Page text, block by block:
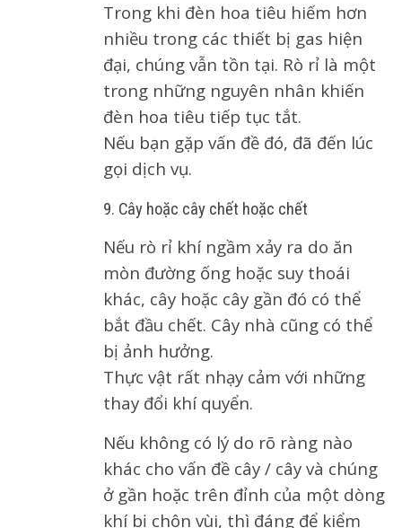
Trong khi đèn hoa tiêu hiếm hơn
nhiều trong các thiết bị gas hiện
đại, chúng vẫn tồn tại. Rò rỉ là một
trong những nguyên nhân khiến
đèn hoa tiêu tiếp tục tắt.
Nếu bạn gặp vấn đề đó, đã đến lúc
gọi dịch vụ.
9. Cây hoặc cây chết hoặc chết
Nếu rò rỉ khí ngầm xảy ra do ăn
mòn đường ống hoặc suy thoái
khác, cây hoặc cây gần đó có thể
bắt đầu chết. Cây nhà cũng có thể
bị ảnh hưởng.
Thực vật rất nhạy cảm với những
thay đổi khí quyển.
Nếu không có lý do rõ ràng nào
khác cho vấn đề cây / cây và chúng
ở gần hoặc trên đỉnh của một dòng
khí bị chôn vùi, thì đáng để kiểm